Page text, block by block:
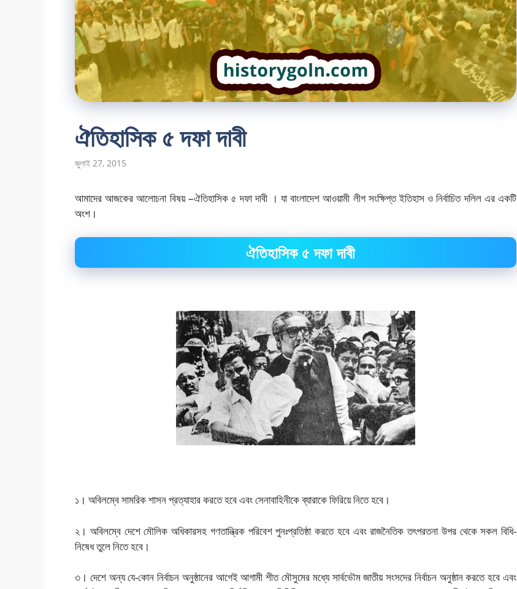
ঐতিহাসিক ৫ দফা দাবী
জুলাই 27, 2015
আমাদের আজকের আলোচনা বিষয় –ঐতিহাসিক ৫ দফা দাবী । যা বাংলাদেশ আওয়ামী লীগ সংক্ষিপ্ত ইতিহাস ও নির্বাচিত দলিল এর একটি
অংশ।
ঐতিহাসিক ৫ দফা দাবী
১। অবিলম্বে সামরিক শাসন প্রত্যাহার করতে হবে এবং সেনাবাহিনীকে ব্যারাকে ফিরিয়ে নিতে হবে।
২। অবিলম্বে দেশে মৌলিক অধিকারসহ গণতান্ত্রিক পরিবেশ পুনঃপ্রতিষ্ঠা করতে হবে এবং রাজনৈতিক তৎপরতনা উপর থেকে সকল বিধি-
নিষেধ তুলে নিতে হবে।
৩। দেশে অন্য যে-কোন নির্বাচন অনুষ্ঠানের আগেই আগামী শীত মৌসুমের মধ্যে সার্বভৌম জাতীয় সংসদের নির্বাচন অনুষ্ঠান করতে হবে এবং